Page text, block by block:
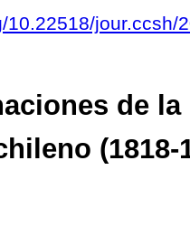
10.22518/jour.ccsh/
de
(1818-